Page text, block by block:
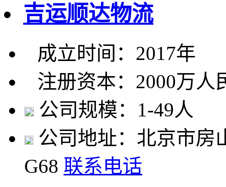
吉运顺达物流
成立时间：2017年
注册资本：2000万人
公司规模：1-49人
公司地址：北京市房
G68 联系电话